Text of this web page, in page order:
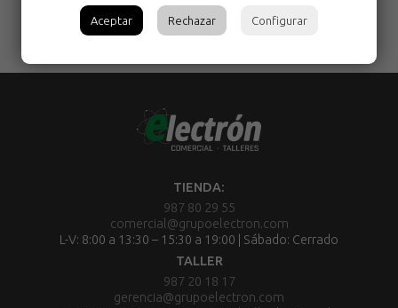
TIENDA:
987 80 29 55
comercial@grupoelectron.com
L-V: 8:00 a 13:30 – 15:30 a 19:00 | Sábado: Cerrado
TALLER
987 20 18 17
gerencia@grupoelectron.com
Aceptar Rechazar Configurar